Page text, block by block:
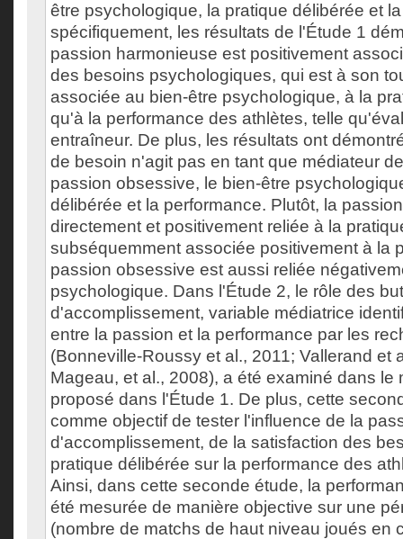
être psychologique, la pratique délibérée et
spécifiquement, les résultats de l'Étude 1
passion harmonieuse est positivement
des besoins psychologiques, qui est à son
associée au bien-être psychologique, à la
qu'à la performance des athlètes, telle
entraîneur. De plus, les résultats ont
de besoin n'agit pas en tant que médiateur
passion obsessive, le bien-être
délibérée et la performance. Plutôt, la
directement et positivement reliée à la
subséquemment associée positivement à la
passion obsessive est aussi reliée
psychologique. Dans l'Étude 2, le rôle des
d'accomplissement, variable médiatrice
entre la passion et la performance par les
(Bonneville-Roussy et al., 2011; Vallerand et
Mageau, et al., 2008), a été examiné dans le
proposé dans l'Étude 1. De plus, cette
comme objectif de tester l'influence de la
d'accomplissement, de la satisfaction des
pratique délibérée sur la performance des
Ainsi, dans cette seconde étude, la
été mesurée de manière objective sur une
(nombre de matchs de haut niveau joués en